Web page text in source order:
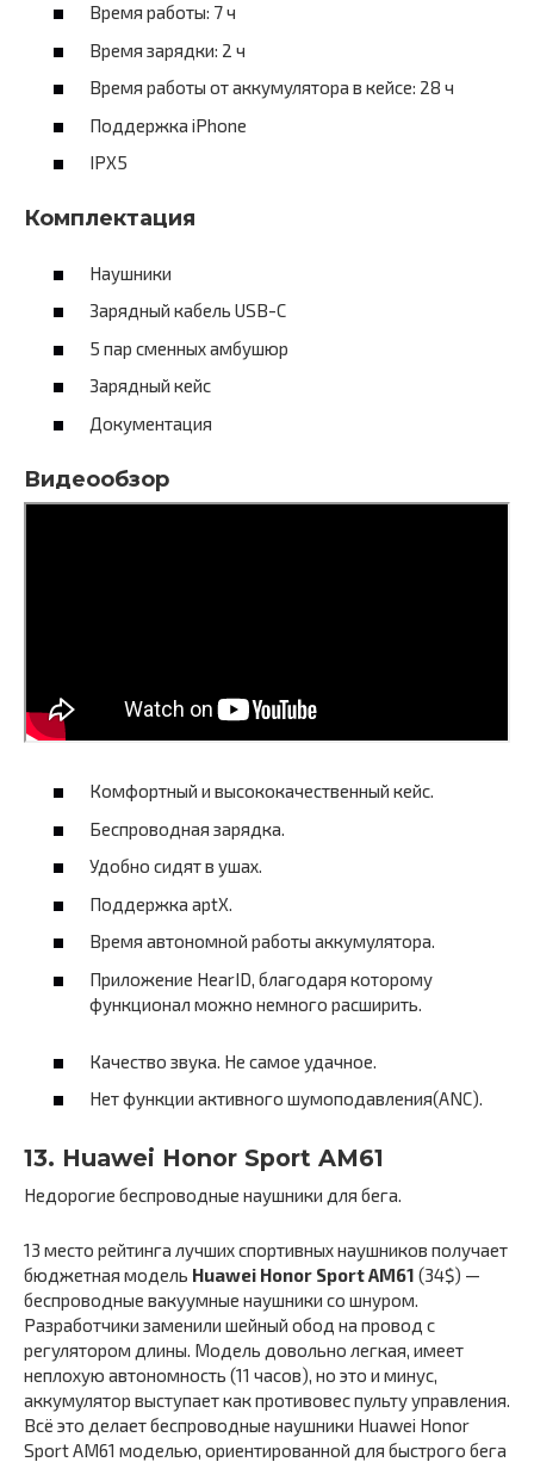
Время работы: 7 ч
Время зарядки: 2 ч
Время работы от аккумулятора в кейсе: 28 ч
Поддержка iPhone
IPX5
Комплектация
Наушники
Зарядный кабель USB-С
5 пар сменных амбушюр
Зарядный кейс
Документация
Видеообзор
Комфортный и высококачественный кейс.
Беспроводная зарядка.
Удобно сидят в ушах.
Поддержка aptX.
Время автономной работы аккумулятора.
Приложение HearID, благодаря которому
функционал можно немного расширить.
Качество звука. Не самое удачное.
Нет функции активного шумоподавления(ANC).
13. Huawei Honor Sport AM61
Недорогие беспроводные наушники для бега.
13 место рейтинга лучших спортивных наушников получает
бюджетная модель Huawei Honor Sport AM61 (34$) —
беспроводные вакуумные наушники со шнуром.
Разработчики заменили шейный обод на провод с
регулятором длины. Модель довольно легкая, имеет
неплохую автономность (11 часов), но это и минус,
аккумулятор выступает как противовес пульту управления.
Всё это делает беспроводные наушники Huawei Honor
Sport AM61 моделью, ориентированной для быстрого бега